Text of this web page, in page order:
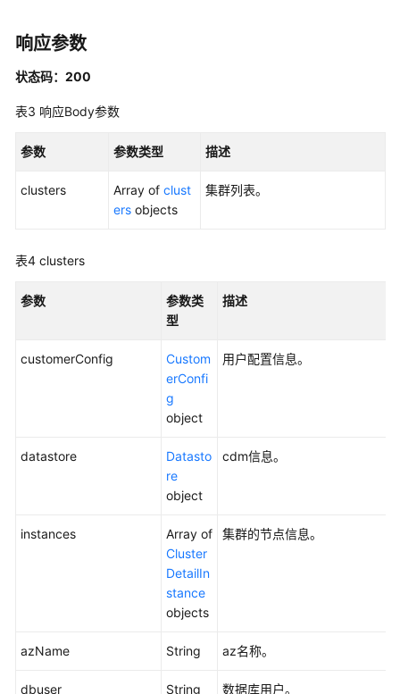
读
API
览
调
理
响应参数
状态码：200
表3 响应Body参数
参数 参数类型 描述
clusters Array of clust
ers objects
集群列表。
表4 clusters
参数
参数类
型
描述
customerConfig
Custom
erConfi
g
object
用户配置信息。
datastore
Datasto
re
object
cdm信息。
instances
Array of
Cluster
DetailIn
stance
objects
集群的节点信息。
azName String az名称。
dbuser String 数据库用户。